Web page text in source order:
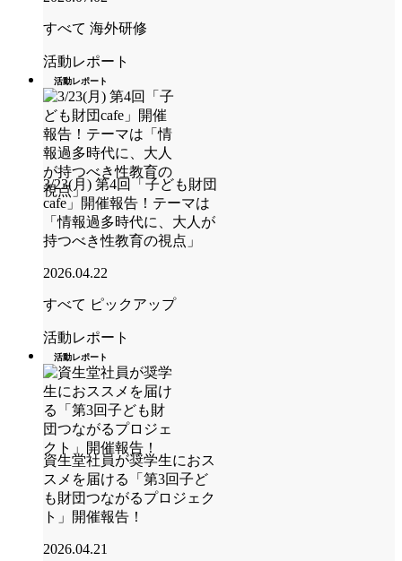
すべて 海外研修
活動レポート
活動レポート
3/23(月) 第4回「子ども財団
cafe」開催報告！テーマは
「情報過多時代に、大人が
持つべき性教育の視点」
2026.04.22
すべて ピックアップ
活動レポート
活動レポート
資生堂社員が奨学生におス
スメを届ける「第3回子ど
も財団つながるプロジェク
ト」開催報告！
2026.04.21